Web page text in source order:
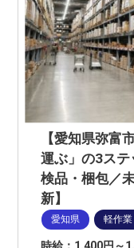
【愛知県弥富
運ぶ」の3ス
検品・梱包／
新】
愛知県 軽作業